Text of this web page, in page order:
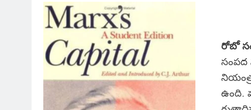
రోబో
సంపద
ఉంది.